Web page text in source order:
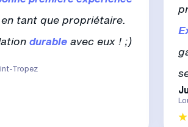
tant que propriétaire.
durableavec eux ! ;)
Tropez